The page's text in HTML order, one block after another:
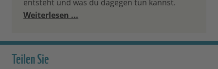
entsteht und was du dagegen tun kannst.
Weiterlesen ...
Teilen Sie